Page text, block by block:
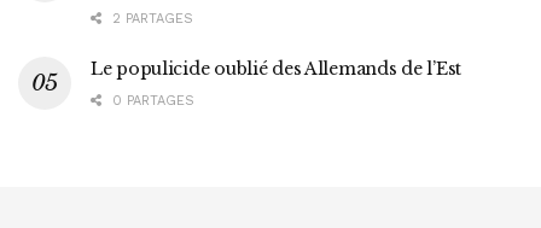
2 PARTAGES
Le populicide oublié des Allemands de l’Est
0 PARTAGES